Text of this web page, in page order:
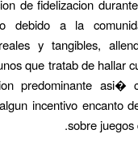
de fidelizacion
debido a la
y tangibles,
que tratab de hallar
predominante
incentivo encanto
sobre juegos